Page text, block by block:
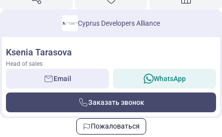
Cyprus Developers Alliance
Ksenia Tarasova
Head of sales
Email WhatsApp
Заказать звонок
Пожаловаться